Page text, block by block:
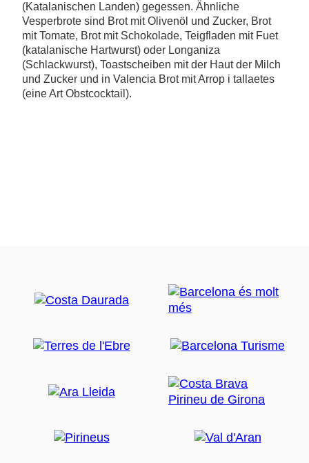
(Katalanischen Landen) gegessen. Ähnliche
Vesperbrote sind Brot mit Olivenöl und Zucker, Brot
mit Tomate, Brot mit Schokolade, Teigfladen mit Fuet
(katalanische Hartwurst) oder Longaniza
(Schlackwurst), Toastscheiben mit der Haut der Milch
und Zucker und in Valencia Brot mit Arrop i tallaetes
(eine Art Obstcocktail).